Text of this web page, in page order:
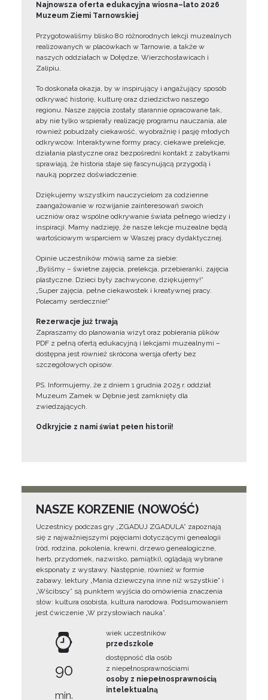
Najnowsza oferta edukacyjna wiosna–lato 2026
Muzeum Ziemi Tarnowskiej
Przygotowaliśmy blisko 80 różnorodnych lekcji muzealnych
realizowanych w placówkach w Tarnowie, a także w
naszych oddziałach w Dołędze, Wierzchosławicach i
Zalipiu.
To doskonała okazja, by w inspirujący i angażujący sposób
odkrywać historię, kulturę oraz dziedzictwo naszego
regionu. Nasze zajęcia zostały starannie opracowane tak,
aby nie tylko wspierały realizację programu nauczania, ale
również pobudzały ciekawość, wyobraźnię i pasję młodych
odkrywców. Interaktywne formy pracy, ciekawe prelekcje,
działania plastyczne oraz bezpośredni kontakt z zabytkami
sprawiają, że historia staje się fascynującą przygodą i
nauką poprzez doświadczenie.
Dziękujemy wszystkim nauczycielom za codzienne
zaangażowanie w rozwijanie zainteresowań swoich
uczniów oraz wspólne odkrywanie świata pełnego wiedzy i
inspiracji. Mamy nadzieję, że nasze lekcje muzealne będą
wartościowym wsparciem w Waszej pracy dydaktycznej.
Opinie uczestników mówią same za siebie:
„Byliśmy – świetne zajęcia, prelekcja, przebieranki, zajęcia
plastyczne. Dzieci były zachwycone, dziękujemy!”
„Super zajęcia, pełne ciekawostek i kreatywnej pracy.
Polecamy serdecznie!”
Rezerwacje już trwają
Zapraszamy do planowania wizyt oraz pobierania plików
PDF z pełną ofertą edukacyjną i lekcjami muzealnymi –
dostępna jest również skrócona wersja oferty bez
szczegółowych opisów.
PS. Informujemy, że z dniem 1 grudnia 2025 r. oddział
Muzeum Zamek w Dębnie jest zamknięty dla
zwiedzających.
Odkryjcie z nami świat pełen historii!
NASZE KORZENIE (NOWOŚĆ)
Uczestnicy podczas gry „ZGADUJ ZGADULA” zapoznają
się z najważniejszymi pojęciami dotyczącymi genealogii
(ród, rodzina, pokolenia, krewni, drzewo genealogiczne,
herb, przydomek, nazwisko, pamiątki), oglądają wybrane
eksponaty z wystawy. Następnie, również w formie
zabawy, lektury „Mania dziewczyna inne niż wszystkie” i
„Wścibscy” są punktem wyjścia do omówienia znaczenia
słów: kultura osobista, kultura narodowa. Podsumowaniem
jest ćwiczenie „W przysłowiach nauka”.
90
min.
wiek uczestników
przedszkole
dostępność dla osób
z niepełnosprawnościami
osoby z niepełnosprawnością
intelektualną